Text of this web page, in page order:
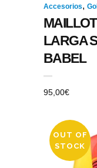
Accesorios,
LARGA
BABEL
95,00€
OUT OF
STOCK